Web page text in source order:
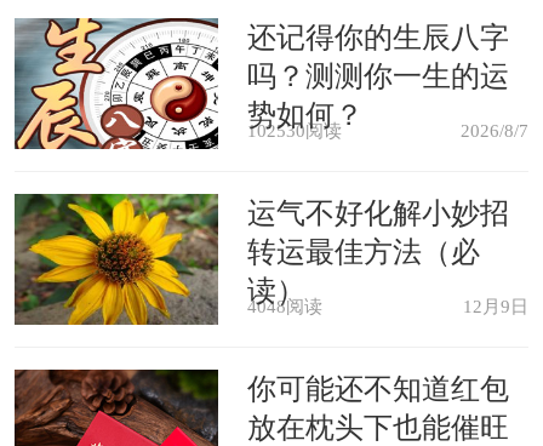
己感觉的办法。你能够摆脱自己，听凭
跟你有关事物的流淌。
心理分析：你明白处于感情混乱中
的诸般可能，意识到混乱中产生的确切
性。如果解除了由自己制造的局限条
件，即人们在清醒状态下必须遵守的规
梦中见到酒，可以给你象征性地提供允
欢
还记得你的生辰八字
吗？测测你一生的运
势如何？
102530阅读 2026/8/7
运气不好化解小妙招
转运最佳方法（必
读）
4048阅读 12月9日
你可能还不知道红包
放在枕头下也能催旺